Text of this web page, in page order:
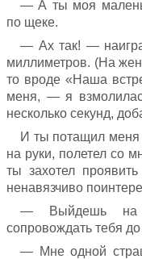
— А ты моя
по щеке.
— Ах так! —
миллиметров. (На
то вроде «Наша
меня, — я
несколько секунд,
И ты потащил меня
на руки, полетел со
ты захотел
ненавязчиво
— Выйдешь на
сопровождать тебя до
— Мне одной